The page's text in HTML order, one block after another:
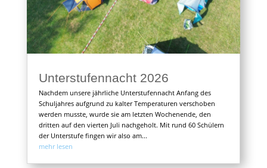
Unterstufennacht 2026
Nachdem unsere jährliche Unterstufennacht Anfang des
Schuljahres aufgrund zu kalter Temperaturen verschoben
werden musste, wurde sie am letzten Wochenende, den
dritten auf den vierten Juli nachgeholt. Mit rund 60 Schülern
der Unterstufe fingen wir also am...
mehr lesen